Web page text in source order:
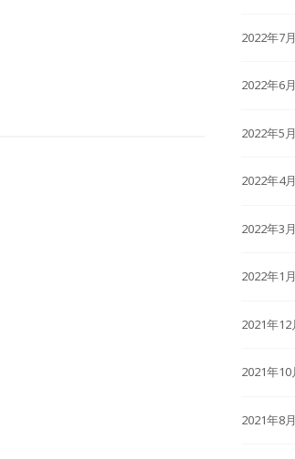
2022年7月
2022年6月
2022年5月
2022年4月
2022年3月
2022年1月
2021年12
2021年10
2021年8月